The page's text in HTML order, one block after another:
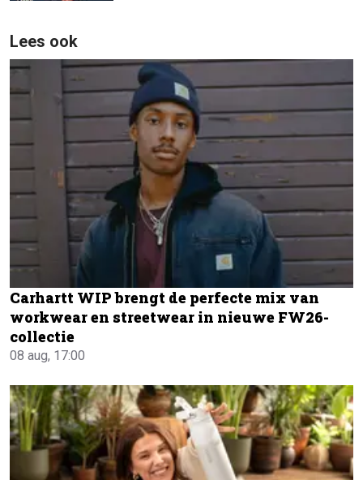
Lees ook
Carhartt WIP brengt de perfecte mix van
workwear en streetwear in nieuwe FW26-
collectie
08 aug, 17:00